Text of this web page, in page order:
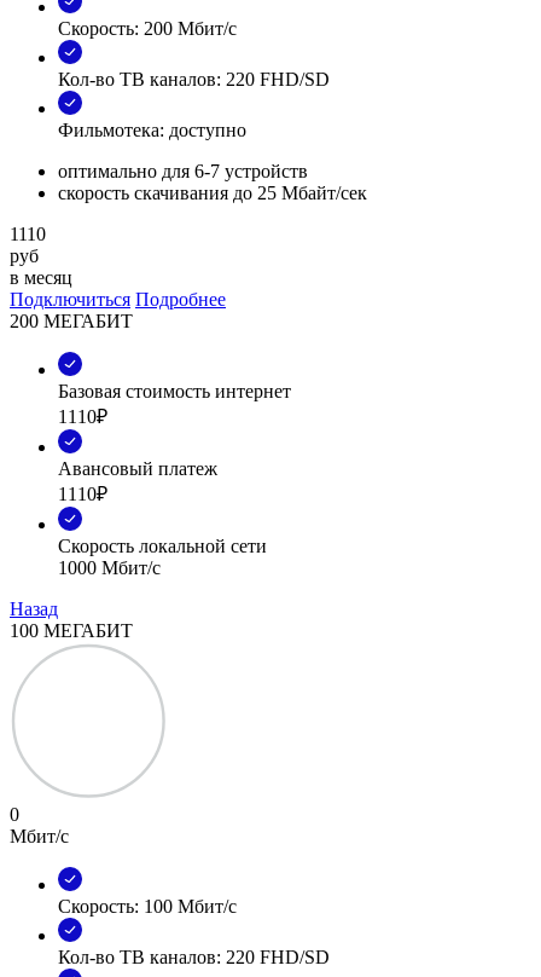
Скорость: 200 Мбит/с
Кол-во ТВ каналов: 220 FHD/SD
Фильмотека: доступно
оптимально для 6-7 устройств
скорость скачивания до 25 Мбайт/сек
1110
руб
в месяц
Подключиться Подробнее
200 МЕГАБИТ
Базовая стоимость интернет
1110₽
Авансовый платеж
1110₽
Скорость локальной сети
1000 Мбит/с
Назад
100 МЕГАБИТ
0
Мбит/с
Скорость: 100 Мбит/с
Кол-во ТВ каналов: 220 FHD/SD